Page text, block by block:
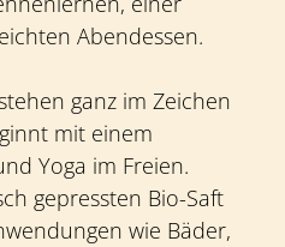
Abendessen.
ganz im Zeichen
mit einem
Yoga im Freien.
gepressten Bio-Saft
wie Bäder,